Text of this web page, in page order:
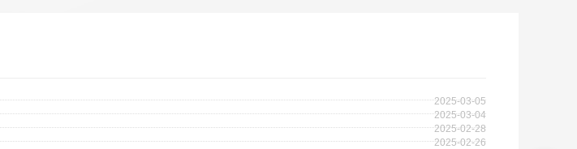
2025-03-05
2025-03-04
2025-02-28
2025-02-26